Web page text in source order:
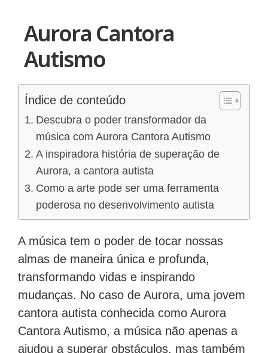
Aurora Cantora
Autismo
Índice de conteúdo
Descubra o poder transformador da
música com Aurora Cantora Autismo
A inspiradora história de superação de
Aurora, a cantora autista
Como a arte pode ser uma ferramenta
poderosa no desenvolvimento autista
A música tem o poder de tocar nossas
almas de maneira única e profunda,
transformando vidas e inspirando
mudanças. No caso de Aurora, uma jovem
cantora autista conhecida como Aurora
Cantora Autismo, a música não apenas a
ajudou a superar obstáculos, mas também